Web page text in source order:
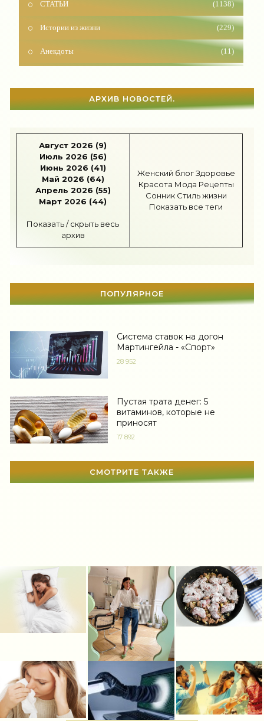
Истории из жизни (229)
(11)
Красота (925)
Отношения (1599)
Наши дети (1813)
Карьера (96)
Бизнес
Рецепты (495)
Шоппинг (47)
Гороскоп (55)
Дом
Беременность
Автоледи
Новости звезд
Мода
(466)
АРХИВ НОВОСТЕЙ.
Август 2026 (9)
Июль 2026 (56)
Июнь 2026 (41)
Май 2026 (64)
Апрель 2026 (55)
Март 2026 (44)
Показать / скрыть весь
архив
Женский блог Здоровье
Красота Мода Рецепты
Сонник Стиль жизни
Показать все теги
ПОПУЛЯРНОЕ
Система ставок на догон
Мартингейла - «Спорт»
28 952
Пустая трата денег: 5
витаминов, которые не
приносят
17 892
СМОТРИТЕ ТАКЖЕ